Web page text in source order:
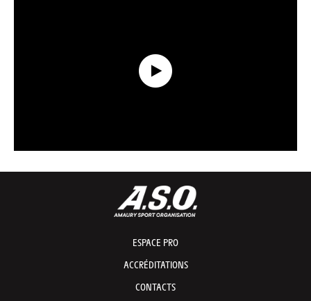
ESPACE PRO
ACCRÉDITATIONS
CONTACTS